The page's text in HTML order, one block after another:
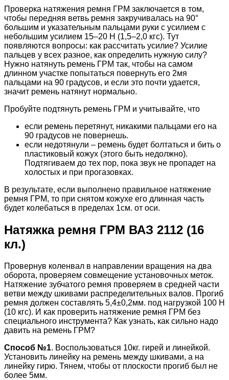
Проверка натяжения ремня ГРМ заключается в том,
чтобы передняя ветвь ремня закручивалась на 90°
большим и указательным пальцами руки с усилием с
небольшим усилием 15–20 Н (1,5–2,0 кгс). Тут
появляются вопросы: как рассчитать усилие? Усилие
пальцев у всех разное, как определить нужную силу?
Нужно натянуть ремень ГРМ так, чтобы на самом
длинном участке попытаться повернуть его 2мя
пальцами на 90 градусов, и если это почти удается,
значит ремень натянут нормально.
Пробуйте подтянуть ремень ГРМ и учитывайте, что
если ремень перетянут, никакими пальцами его на
90 градусов не повернешь.
если недотянули – ремень будет болтаться и бить о
пластиковый кожух (этого быть недолжно).
Подтягиваем до тех пор, пока звук не пропадет на
холостых и при прогазовках.
В результате, если выполнено правильное натяжение
ремня ГРМ, то при снятом кожухе его длинная часть
будет колебаться в пределах 1см. от оси.
Натяжка ремня ГРМ ВАЗ 2112 (16
кл.)
Провернув коленвал в направлении вращения на два
оборота, проверяем совмещение установочных меток.
Натяжение зубчатого ремня проверяем в средней части
ветви между шкивами распределительных валов. Прогиб
ремня должен составлять 5,4±0,2мм. под нагрузкой 100 Н
(10 кгс). И как проверить натяжение ремня ГРМ без
специального инструмента? Как узнать, как сильно надо
давить на ремень ГРМ?
Способ №1. Воспользоваться 10кг. гирей и линейкой.
Установить линейку на ремень между шкивами, а на
линейку гирю. Тянем, чтобы от плоскости прогиб был не
более 5мм.